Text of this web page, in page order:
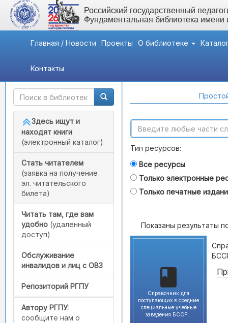
Российский государственный
Фундаментальная библиотека
Главная / Новости Проекты О библиотеке
Контакты
Быстрый доступ
Здесь ищут и
находят книги
(электронный каталог)
Стать читателем
(заявка на получение
эл. читательского
билета)
Читать там, где вам
удобно (удаленный
доступ)
Обслуживание
инвалидов и лиц с ОВЗ
Репозиторий РГПУ
Автору РГПУ:
сообщите нам о
Тип ресурсов:
Все ресурсы
Только электронные
Только печатные
Показаны результаты
Справочник для
поступающих в средние
специальные учебные
заведения БССР...